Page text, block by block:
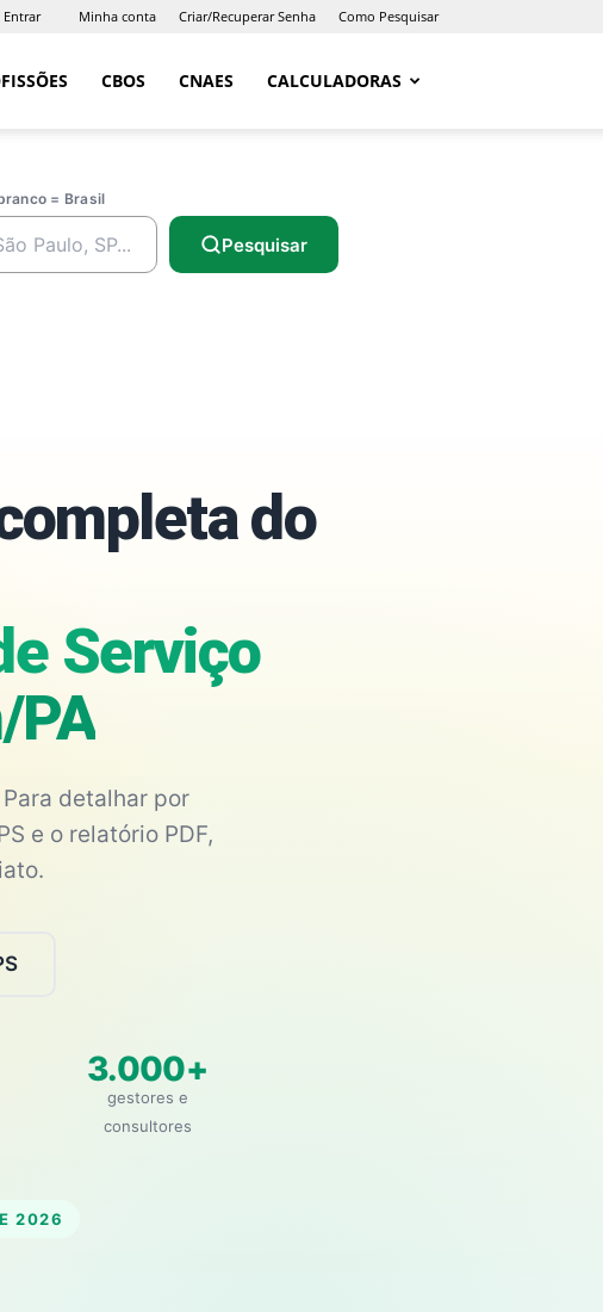
Entrar Minha conta Criar/Recuperar Senha Como Pesquisar
CBOS CNAES CALCULADORAS
= Brasil
Pesquisar
do
Serviço
PA
detalhar por
e o relatório PDF,
3.000+
gestores e
consultores
2026